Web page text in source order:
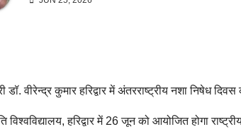
डॉ. वीरेन्द्र कुमार हरिद्वार में अंतरराष्ट्रीय नशा निषेध
विश्वविद्यालय, हरिद्वार में 26 जून को आयोजित होगा